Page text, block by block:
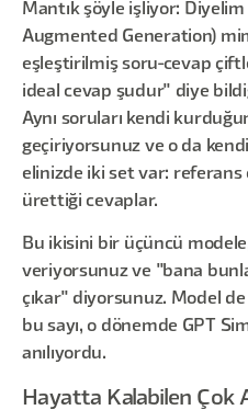
Mantık şöyle işliyor:
Augmented Generation)
eşleştirilmiş soru-cevap
ideal cevap şudur" diye
Aynı soruları kendi
geçiriyorsunuz ve o da
elinizde iki set var: referans
ürettiği cevaplar.
Bu ikisini bir üçüncü
veriyorsunuz ve "bana
çıkar" diyorsunuz. Model
bu sayı, o dönemde GPT
anılıyordu.
Hayatta Kalabilen Çok